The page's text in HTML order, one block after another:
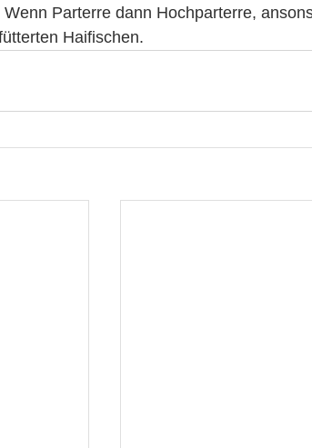
Parterre dann Hochparterre,
Haifischen.